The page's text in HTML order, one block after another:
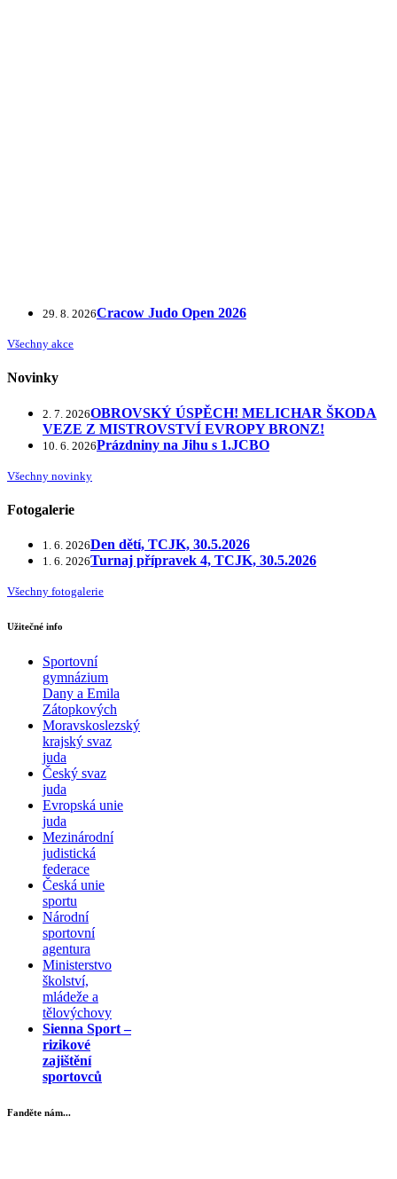
29. 8. 2026Cracow Judo Open 2026
Všechny akce
Novinky
2. 7. 2026OBROVSKÝ ÚSPĚCH! MELICHAR ŠKODA
VEZE Z MISTROVSTVÍ EVROPY BRONZ!
10. 6. 2026Prázdniny na Jihu s 1.JCBO
Všechny novinky
Fotogalerie
1. 6. 2026Den dětí, TCJK, 30.5.2026
1. 6. 2026Turnaj přípravek 4, TCJK, 30.5.2026
Všechny fotogalerie
Užitečné info
Sportovní
gymnázium
Dany a Emila
Zátopkových
Moravskoslezský
krajský svaz
juda
Český svaz
juda
Evropská unie
juda
Mezinárodní
judistická
federace
Česká unie
sportu
Národní
sportovní
agentura
Ministerstvo
školství,
mládeže a
tělovýchovy
Sienna Sport –
rizikové
zajištění
sportovců
Fanděte nám...